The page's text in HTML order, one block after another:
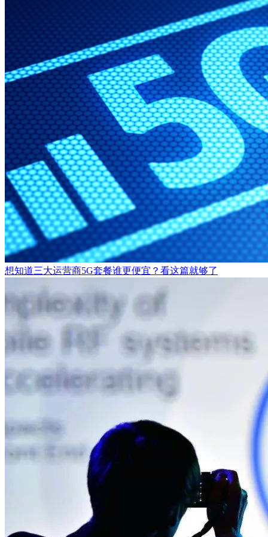
想知道三大运营商5G套餐谁更便宜？看这篇就够了